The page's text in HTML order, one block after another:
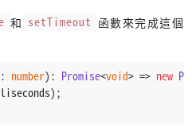
和 setTimeout 函數來完成這個
: number): Promise<void> => new